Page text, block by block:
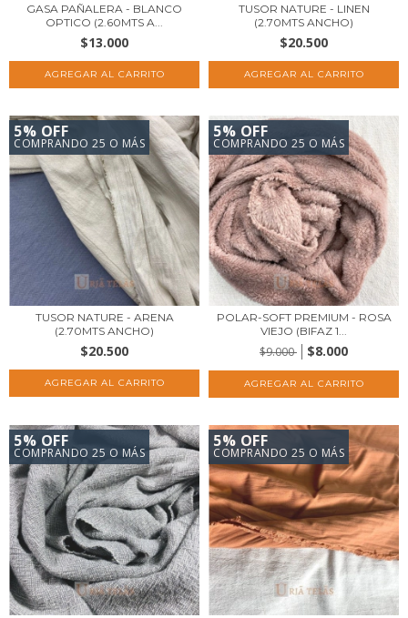
GASA PAÑALERA - BLANCO
OPTICO (2.60MTS A...
$13.000
TUSOR NATURE - LINEN
(2.70MTS ANCHO)
$20.500
5% OFF
COMPRANDO 25 O MÁS
TUSOR NATURE - ARENA
(2.70MTS ANCHO)
$20.500
5% OFF
COMPRANDO 25 O MÁS
POLAR-SOFT PREMIUM - ROSA
VIEJO (BIFAZ 1...
$9.000 $8.000
5% OFF
COMPRANDO 25 O MÁS
5% OFF
COMPRANDO 25 O MÁS